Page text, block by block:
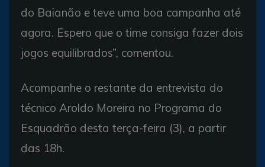
do Baianão e teve uma boa campanha até
agora. Espero que o time consiga fazer dois
jogos equilibrados”, comentou.
Acompanhe o restante da entrevista do
técnico Aroldo Moreira no Programa do
Esquadrão desta terça-feira (3), a partir
das 18h.